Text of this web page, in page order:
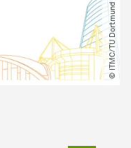
© ITMC​/​TU Dortmund